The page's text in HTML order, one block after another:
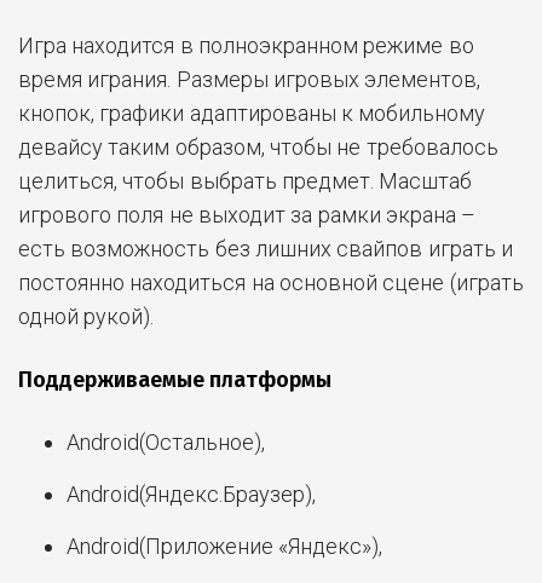
Игра находится в полноэкранном режиме во
время играния. Размеры игровых элементов,
кнопок, графики адаптированы к мобильному
девайсу таким образом, чтобы не требовалось
целиться, чтобы выбрать предмет. Масштаб
игрового поля не выходит за рамки экрана –
есть возможность без лишних свайпов играть и
постоянно находиться на основной сцене (играть
одной рукой).
Поддерживаемые платформы
Android(Остальное),
Android(Яндекс.Браузер),
Android(Приложение «Яндекс»),